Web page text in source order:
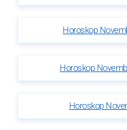
Horoskop
Horoskop
Horoskop